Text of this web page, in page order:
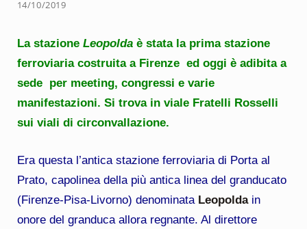
14/10/2019
La stazione Leopoldaè stata la prima stazione
ferroviaria costruita a Firenze ed oggi è adibita a
sede per meeting, congressi e varie
manifestazioni. Si trova in viale Fratelli Rosselli
sui viali di circonvallazione.
Era questa l’antica stazione ferroviaria di Porta al
Prato, capolinea della più antica linea del granducato
(Firenze-Pisa-Livorno) denominata Leopoldain
onore del granduca allora regnante. Al direttore